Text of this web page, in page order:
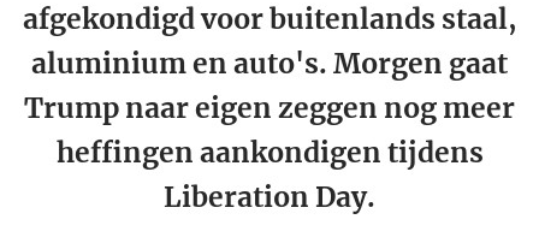
afgekondigd voor buitenlands staal,
aluminium en auto's. Morgen gaat
Trump naar eigen zeggen nog meer
heffingen aankondigen tijdens
Liberation Day.